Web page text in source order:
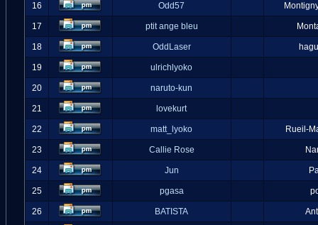
16 Odd57
17 ptit ange bleu
18 OddLaser
19 ulrichlyoko
20 naruto-kun
21 lovekurt
22 matt_lyoko Rueil-
23 Callie Rose
24 Jun
25 pgasa
26 BATISTA